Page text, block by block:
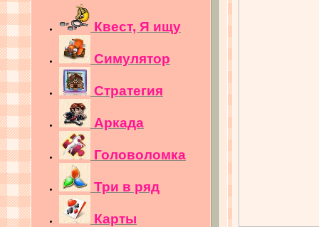
Квест, Я ищу
Симулятор
Стратегия
Аркада
Головоломка
Три в ряд
Карты